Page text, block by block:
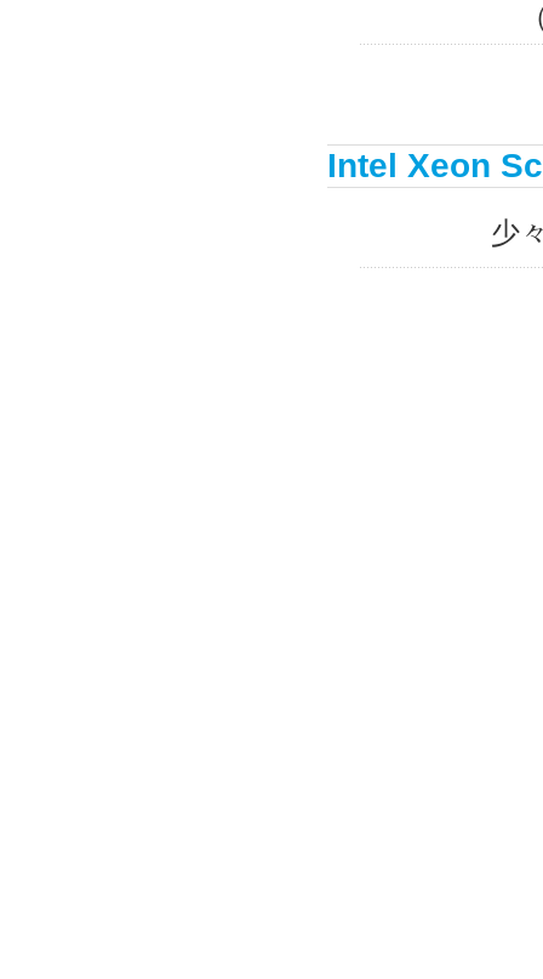
Intel Xeon
少